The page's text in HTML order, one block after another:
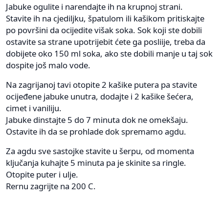
Jabuke ogulite i narendajte ih na krupnoj strani.
Stavite ih na cjediljku, špatulom ili kašikom pritiskajte
po površini da ocijedite višak soka. Sok koji ste dobili
ostavite sa strane upotrijebit ćete ga posliije, treba da
dobijete oko 150 ml soka, ako ste dobili manje u taj sok
dospite još malo vode.
Na zagrijanoj tavi otopite 2 kašike putera pa stavite
ocijeđene jabuke unutra, dodajte i 2 kašike šećera,
cimet i vaniliju.
Jabuke dinstajte 5 do 7 minuta dok ne omekšaju.
Ostavite ih da se prohlade dok spremamo agdu.
Za agdu sve sastojke stavite u šerpu, od momenta
ključanja kuhajte 5 minuta pa je skinite sa ringle.
Otopite puter i ulje.
Rernu zagrijte na 200 C.